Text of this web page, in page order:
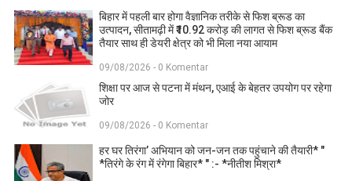
बिहार में पहली बार होगा वैज्ञानिक तरीके से फिश ब्रूड का
उत्पादन, सीतामढ़ी में ₹10.92 करोड़ की लागत से फिश ब्रूड बैंक
तैयार साथ ही डेयरी क्षेत्र को भी मिला नया आयाम
09/08/2026 - 0 Komentar
शिक्षा पर आज से पटना में मंथन, एआई के बेहतर उपयोग पर रहेगा
जोर
09/08/2026 - 0 Komentar
हर घर तिरंगा’ अभियान को जन-जन तक पहुंचाने की तैयारी* "
*तिरंगे के रंग में रंगेगा बिहार* " :- *नीतीश मिश्रा*